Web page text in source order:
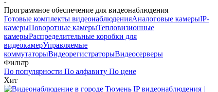
Программное обеспечение для видеонаблюдения
Готовые комплекты видеонаблюденияАналоговые камерыIP-
камерыПоворотные камерыТепловизионные
камерыРаспределительные коробки для
видеокамерУправляемые
коммутаторыВидеорегистраторыВидеосерверы
Фильтр
По популярности По алфавиту По цене
Хит